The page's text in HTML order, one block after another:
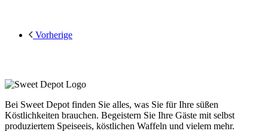
Vorherige
Bei Sweet Depot finden Sie alles, was Sie für Ihre süßen
Köstlichkeiten brauchen. Begeistern Sie Ihre Gäste mit selbst
produziertem Speiseeis, köstlichen Waffeln und vielem mehr.